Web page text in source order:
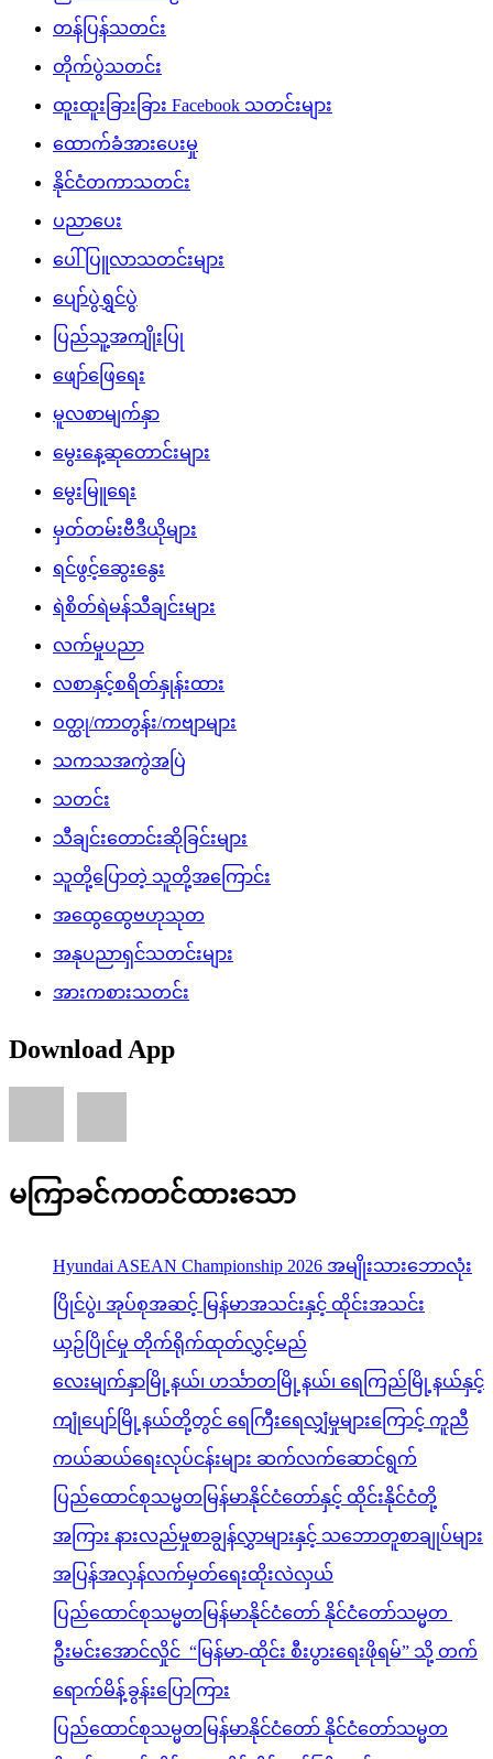
တန်ပြန်သတင်း
တိုက်ပွဲသတင်း
ထူးထူးခြားခြား Facebook သတင်းများ
ထောက်ခံအားပေးမှု
နိုင်ငံတကာသတင်း
ပညာပေး
ပေါ်ပြူလာသတင်းများ
ပျော်ပွဲရွှင်ပွဲ
ပြည်သူ့အကျိုးပြု
ဖျော်ဖြေရေး
မူလစာမျက်နှာ
မွေးနေ့ဆုတောင်းများ
မွေးမြူရေး
မှတ်တမ်းဗီဒီယိုများ
ရင်ဖွင့်ဆွေးနွေး
ရဲစိတ်ရဲမန်သီချင်းများ
လက်မှုပညာ
လစာနှင့်စရိတ်နှုန်းထား
ဝတ္ထု/ကာတွန်း/ကဗျာများ
သကသအကွဲအပြဲ
သတင်း
သီချင်းတောင်းဆိုခြင်းများ
သူတို့ပြောတဲ့ သူတို့အကြောင်း
အထွေထွေဗဟုသုတ
အနုပညာရှင်သတင်းများ
အားကစားသတင်း
Download App
မကြာခင်ကတင်ထားသော
Hyundai ASEAN Championship 2026 အမျိုးသားဘောလုံး
ပြိုင်ပွဲ၊ အုပ်စုအဆင့် မြန်မာအသင်းနှင့် ထိုင်းအသင်း
ယှဉ်ပြိုင်မှု တိုက်ရိုက်ထုတ်လွှင့်မည်
လေးမျက်နှာမြို့နယ်၊ ဟင်္သာတမြို့နယ်၊ ရေကြည်မြို့နယ်နှင့်
ကျုံပျော်မြို့နယ်တို့တွင် ရေကြီးရေလျှံမှုများကြောင့် ကူညီ
ကယ်ဆယ်ရေးလုပ်ငန်းများ ဆက်လက်ဆောင်ရွက်
ပြည်ထောင်စုသမ္မတမြန်မာနိုင်ငံတော်နှင့် ထိုင်းနိုင်ငံတို့
အကြား နားလည်မှုစာချွန်လွှာများနှင့် သဘောတူစာချုပ်များ
အပြန်အလှန်လက်မှတ်ရေးထိုးလဲလှယ်
ပြည်ထောင်စုသမ္မတမြန်မာနိုင်ငံတော် နိုင်ငံတော်သမ္မတ
ဦးမင်းအောင်လှိုင် “မြန်မာ-ထိုင်း စီးပွားရေးဖိုရမ်” သို့ တက်
ရောက်မိန့်ခွန်းပြောကြား
ပြည်ထောင်စုသမ္မတမြန်မာနိုင်ငံတော် နိုင်ငံတော်သမ္မတ